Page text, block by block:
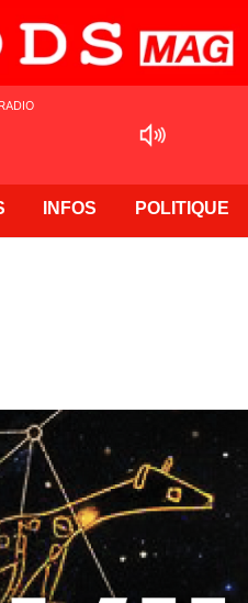
INFOS POLITIQUE